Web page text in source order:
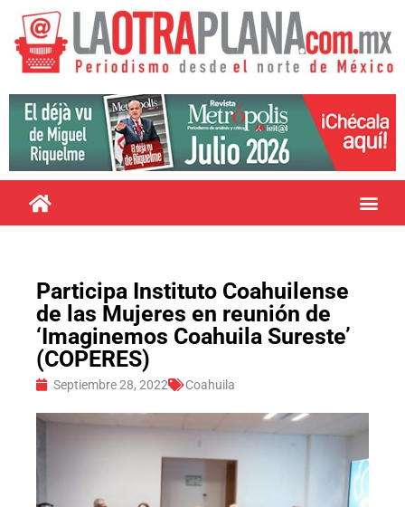
Participa Instituto Coahuilense
de las Mujeres en reunión de
‘Imaginemos Coahuila Sureste’
(COPERES)
Septiembre 28, 2022 Coahuila